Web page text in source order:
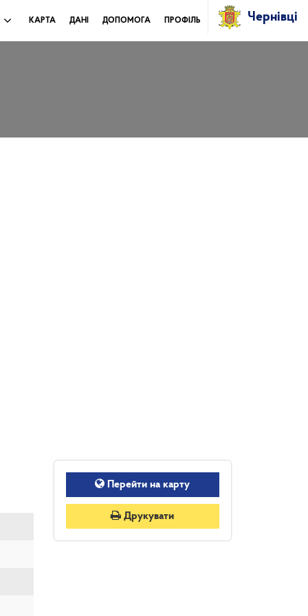
КАРТА ДАНІ ДОПОМОГА ПРОФІЛЬ Чернівці
Перейти на карту
Друкувати